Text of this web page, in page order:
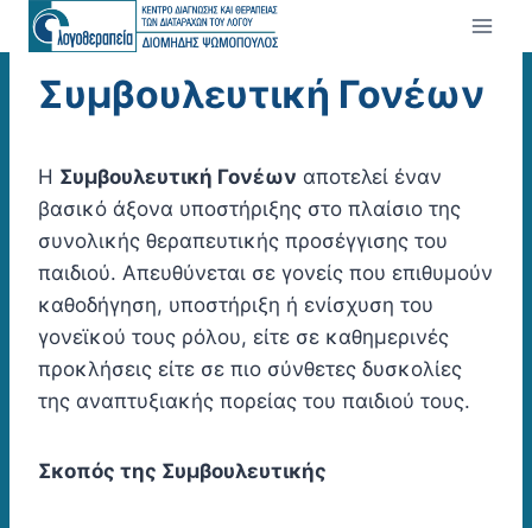
Skip
to
contentΣυμβουλευτική Γονέων
Η Συμβουλευτική Γονέων αποτελεί έναν
βασικό άξονα υποστήριξης στο πλαίσιο της
συνολικής θεραπευτικής προσέγγισης του
παιδιού. Απευθύνεται σε γονείς που επιθυμούν
καθοδήγηση, υποστήριξη ή ενίσχυση του
γονεϊκού τους ρόλου, είτε σε καθημερινές
προκλήσεις είτε σε πιο σύνθετες δυσκολίες
της αναπτυξιακής πορείας του παιδιού τους.
Σκοπός της Συμβουλευτικής